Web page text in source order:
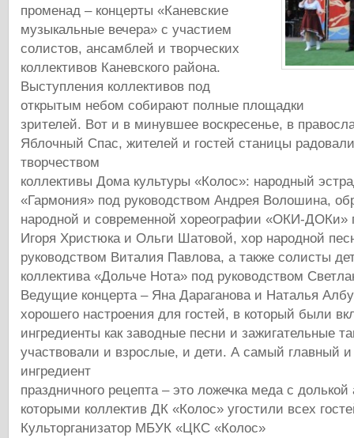
променад – концерты «Каневские
музыкальные вечера» с участием
солистов, ансамблей и творческих
коллективов Каневского района.
Выступления коллективов под
открытым небом собирают полные площадки
зрителей. Вот и в минувшее воскресенье, в
Яблочный Спас, жителей и гостей станицы
творчеством
коллективы Дома культуры «Колос»: народный
«Гармония» под руководством Андрея Волошина,
народной и современной хореографии «ОКИ-ДОКи»
Игоря Христюка и Ольги Шатовой, хор народной
руководством Виталия Павлова, а также солисты
коллектива «Дольче Нота» под руководством
Ведущие концерта – Яна Дараганова и Наталья
хорошего настроения для гостей, в который были
ингредиенты как заводные песни и зажигательные
участвовали и взрослые, и дети. А самый главный
ингредиент
праздничного рецепта – это ложечка меда с долькой
которыми коллектив ДК «Колос» угостили всех
Культорганизатор МБУК «ЦКС «Колос»